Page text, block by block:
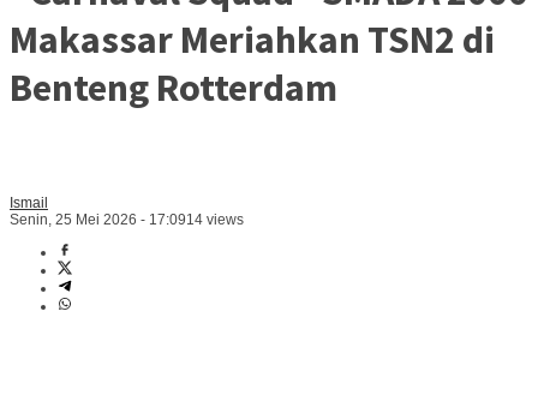
Makassar Meriahkan TSN2 di
Benteng Rotterdam
Ismail
Senin, 25 Mei 2026 - 17:0914 views